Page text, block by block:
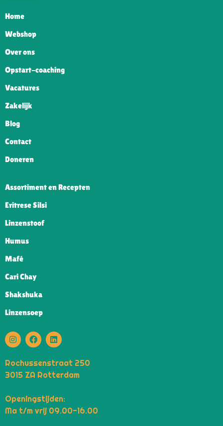
Home
Webshop
Over ons
Opstart-coaching
Vacatures
Zakelijk
Blog
Contact
Doneren
Assortiment en Recepten
Eritrese Silsi
Linzenstoof
Humus
Mafé
Cari Chay
Shakshuka
Linzensoep
Rochussenstraat 250
3015 ZA Rotterdam
Openingstijden:
Ma t/m vrij 09.00-16.00